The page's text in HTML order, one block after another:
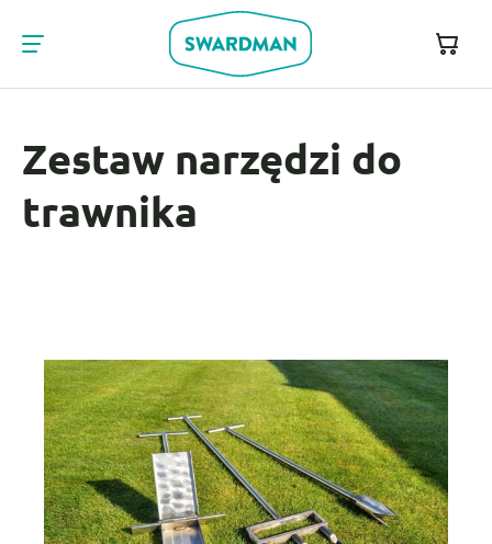
Zestaw narzędzi do
trawnika